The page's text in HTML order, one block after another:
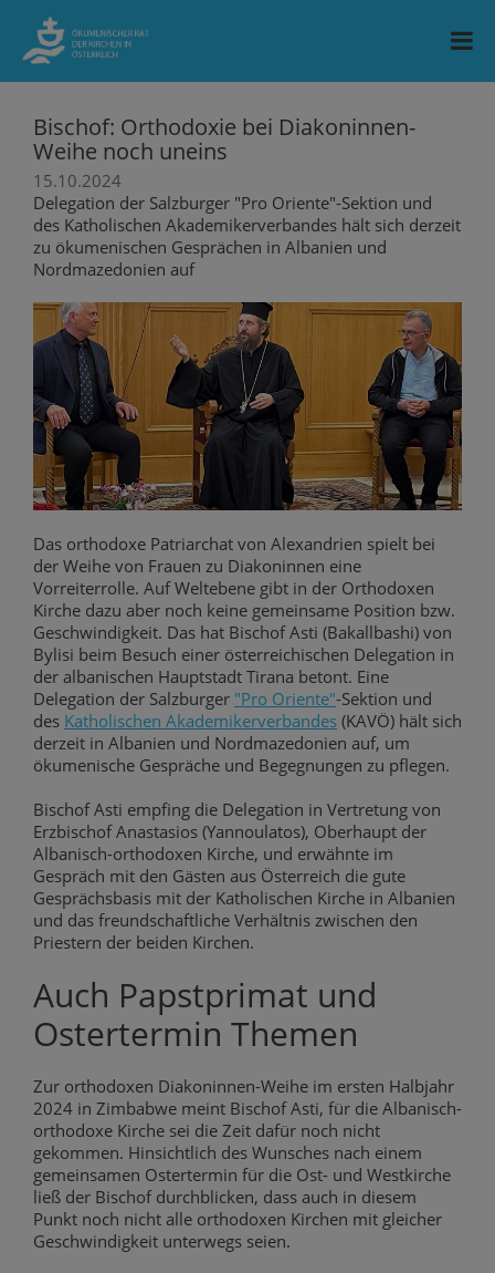
Bischof: Orthodoxie bei Diakoninnen-
Weihe noch uneins
15.10.2024
Delegation der Salzburger "Pro Oriente"-Sektion und
des Katholischen Akademikerverbandes hält sich derzeit
zu ökumenischen Gesprächen in Albanien und
Nordmazedonien auf
Das orthodoxe Patriarchat von Alexandrien spielt bei
der Weihe von Frauen zu Diakoninnen eine
Vorreiterrolle. Auf Weltebene gibt in der Orthodoxen
Kirche dazu aber noch keine gemeinsame Position bzw.
Geschwindigkeit. Das hat Bischof Asti (Bakallbashi) von
Bylisi beim Besuch einer österreichischen Delegation in
der albanischen Hauptstadt Tirana betont. Eine
Delegation der Salzburger "Pro Oriente"-Sektion und
des Katholischen Akademikerverbandes (KAVÖ) hält sich
derzeit in Albanien und Nordmazedonien auf, um
ökumenische Gespräche und Begegnungen zu pflegen.
Bischof Asti empfing die Delegation in Vertretung von
Erzbischof Anastasios (Yannoulatos), Oberhaupt der
Albanisch-orthodoxen Kirche, und erwähnte im
Gespräch mit den Gästen aus Österreich die gute
Gesprächsbasis mit der Katholischen Kirche in Albanien
und das freundschaftliche Verhältnis zwischen den
Priestern der beiden Kirchen.
Auch Papstprimat und
Ostertermin Themen
Zur orthodoxen Diakoninnen-Weihe im ersten Halbjahr
2024 in Zimbabwe meint Bischof Asti, für die Albanisch-
orthodoxe Kirche sei die Zeit dafür noch nicht
gekommen. Hinsichtlich des Wunsches nach einem
gemeinsamen Ostertermin für die Ost- und Westkirche
ließ der Bischof durchblicken, dass auch in diesem
Punkt noch nicht alle orthodoxen Kirchen mit gleicher
Geschwindigkeit unterwegs seien.